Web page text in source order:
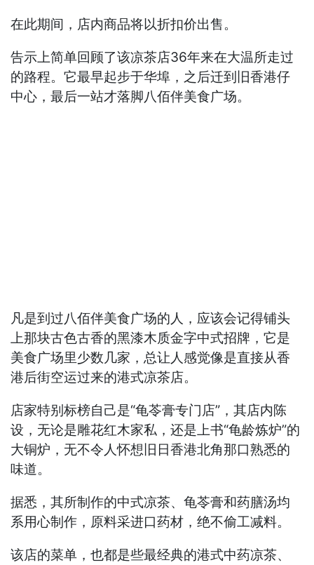
在此期间，店内商品将以折扣价出售。
告示上简单回顾了该凉茶店36年来在大温所走过
的路程。它最早起步于华埠，之后迁到旧香港仔
中心，最后一站才落脚八佰伴美食广场。
凡是到过八佰伴美食广场的人，应该会记得铺头
上那块古色古香的黑漆木质金字中式招牌，它是
美食广场里少数几家，总让人感觉像是直接从香
港后街空运过来的港式凉茶店。
店家特别标榜自己是“龟苓膏专门店”，其店内陈
设，无论是雕花红木家私，还是上书“龟龄炼炉”的
大铜炉，无不令人怀想旧日香港北角那口熟悉的
味道。
据悉，其所制作的中式凉茶、龟苓膏和药膳汤均
系用心制作，原料采进口药材，绝不偷工减料。
该店的菜单，也都是些最经典的港式中药凉茶、